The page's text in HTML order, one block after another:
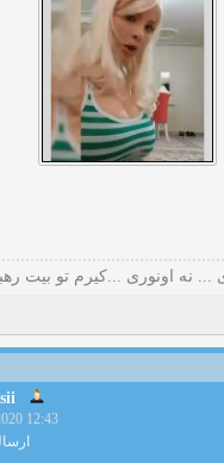
... نه اونوری ...کیرم تو بیت
12:43